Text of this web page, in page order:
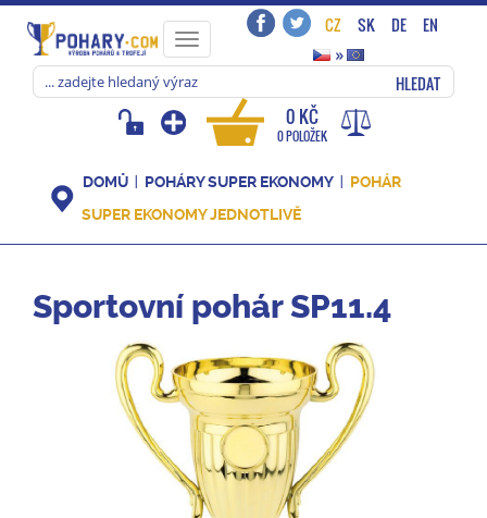
Toggle
navigation
CZ SK DE
EN
»
HLEDAT
0 KČ
0 POLOŽEK
DOMŮ POHÁRY SUPER EKONOMY
POHÁR
SUPER EKONOMY JEDNOTLIVĚ
Sportovní pohár SP11.4